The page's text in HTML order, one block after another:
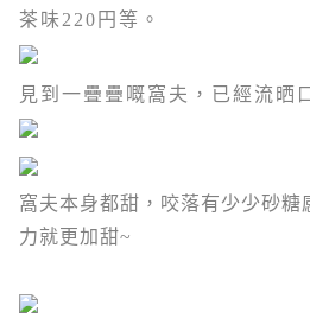
茶味220 円等。
見到一疊疊嘅窩夫，已經流晒
窩夫本身都甜，咬落有少少砂糖
力就更加甜~